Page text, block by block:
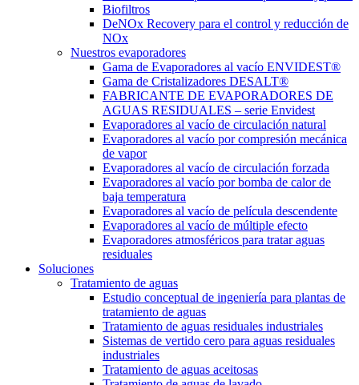
Biofiltros
DeNOx Recovery para el control y reducción de
NOx
Nuestros evaporadores
Gama de Evaporadores al vacío ENVIDEST®
Gama de Cristalizadores DESALT®
FABRICANTE DE EVAPORADORES DE
AGUAS RESIDUALES – serie Envidest
Evaporadores al vacío de circulación natural
Evaporadores al vacío por compresión mecánica
de vapor
Evaporadores al vacío de circulación forzada
Evaporadores al vacío por bomba de calor de
baja temperatura
Evaporadores al vacío de película descendente
Evaporadores al vacío de múltiple efecto
Evaporadores atmosféricos para tratar aguas
residuales
Soluciones
Tratamiento de aguas
Estudio conceptual de ingeniería para plantas de
tratamiento de aguas
Tratamiento de aguas residuales industriales
Sistemas de vertido cero para aguas residuales
industriales
Tratamiento de aguas aceitosas